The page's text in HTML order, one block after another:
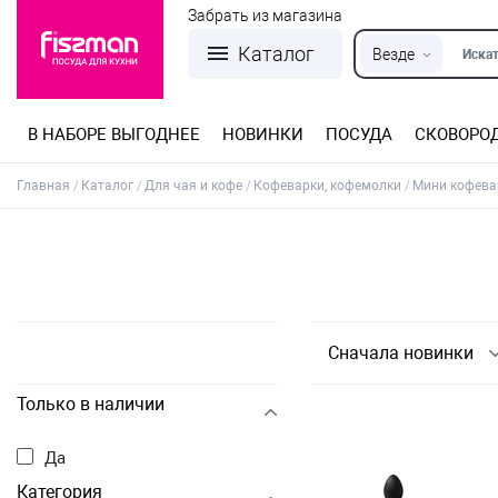
Каталог Везде
Забрать из магазина
В НАБОРЕ ВЫГОДНЕЕ НОВИНКИ ПОСУДА
Главная Каталог Для чая и кофе Кофеварки, кофемолки Мини
Только в наличии
Да
Категория
Сначала новинки